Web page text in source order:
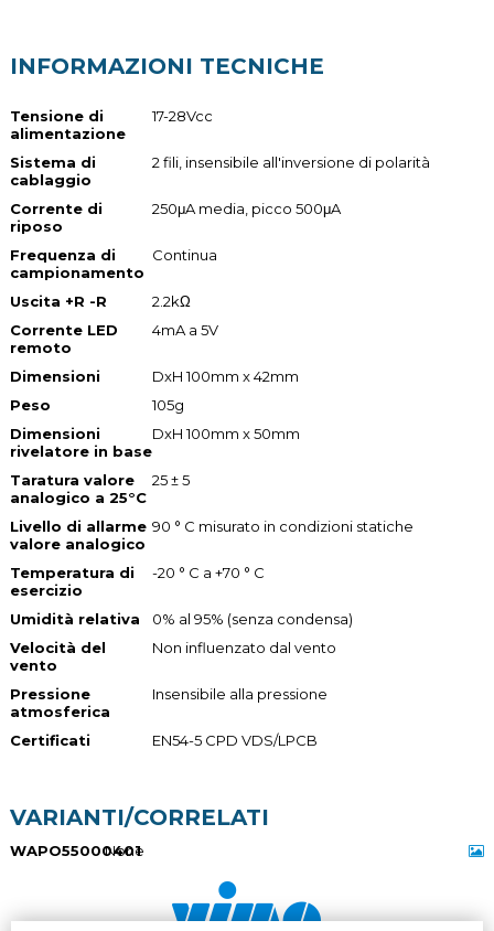
INFORMAZIONI TECNICHE
Tensione di
alimentazione
17-28Vcc
Sistema di
cablaggio
2 fili, insensibile all'inversione di polarità
Corrente di
riposo
250μA media, picco 500μA
Frequenza di
campionamento
Continua
Uscita +R -R
2.2kΩ
Corrente LED
remoto
4mA a 5V
Dimensioni
DxH 100mm x 42mm
Peso
105g
Dimensioni
rivelatore in base
DxH 100mm x 50mm
Taratura valore
analogico a 25°C
25 ± 5
Livello di allarme
valore analogico
90 ° C misurato in condizioni statiche
Temperatura di
esercizio
-20 ° C a +70 ° C
Umidità relativa
0% al 95% (senza condensa)
Velocità del
vento
Non influenzato dal vento
Pressione
atmosferica
Insensibile alla pressione
Certificati EN54-5 CPD VDS/LPCB
VARIANTI/CORRELATI
WAPO55000401
None